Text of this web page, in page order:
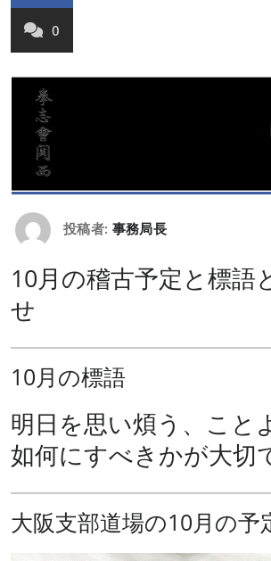
0
投稿者: 事務局長
10月の稽古予定と標語
せ
10月の標語
明日を思い煩う、こと
如何にすべきかが大切
大阪支部道場の10月の予